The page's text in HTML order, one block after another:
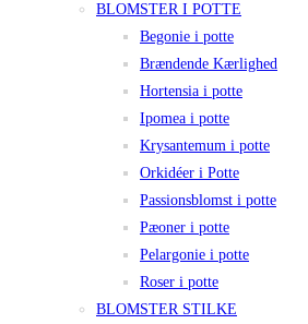
BLOMSTER I POTTE
Begonie i potte
Brændende Kærlighed
Hortensia i potte
Ipomea i potte
Krysantemum i potte
Orkidéer i Potte
Passionsblomst i potte
Pæoner i potte
Pelargonie i potte
Roser i potte
BLOMSTER STILKE